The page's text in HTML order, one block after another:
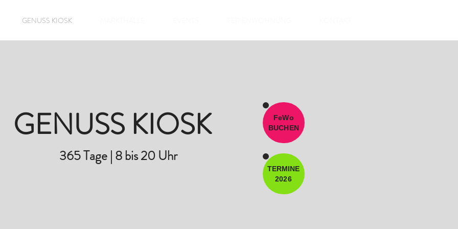
GENUSS KIOSK
FeWo
BUCHEN
TERMINE
2026
GENUSS KIOSK
365 Tage | 8 bis 20 Uhr